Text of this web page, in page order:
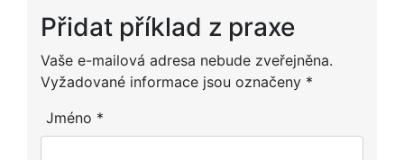
Přidat příklad z praxe
Alternative:
Vaše e-mailová adresa nebude zveřejněna.
Vyžadované informace jsou označeny *
Jméno *